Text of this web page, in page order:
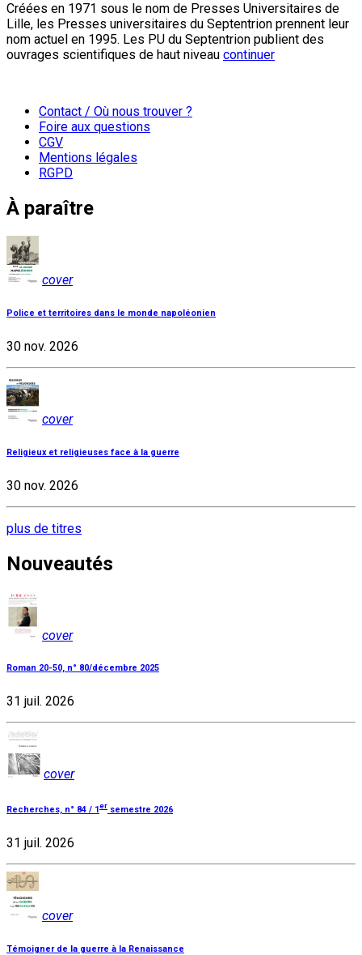
Créées en 1971 sous le nom de Presses Universitaires de
Lille, les Presses universitaires du Septentrion prennent leur
nom actuel en 1995. Les PU du Septentrion publient des
ouvrages scientifiques de haut niveau continuer
Contact / Où nous trouver ?
Foire aux questions
CGV
Mentions légales
RGPD
À paraître
cover
Police et territoires dans le monde napoléonien
30 nov. 2026
cover
Religieux et religieuses face à la guerre
30 nov. 2026
plus de titres
Nouveautés
cover
Roman 20-50, n° 80/décembre 2025
31 juil. 2026
cover
Recherches, n° 84 / 1er semestre 2026
31 juil. 2026
cover
Témoigner de la guerre à la Renaissance